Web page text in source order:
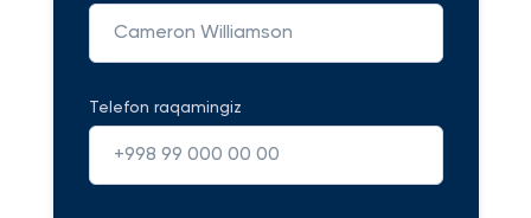
Telefon raqamingiz